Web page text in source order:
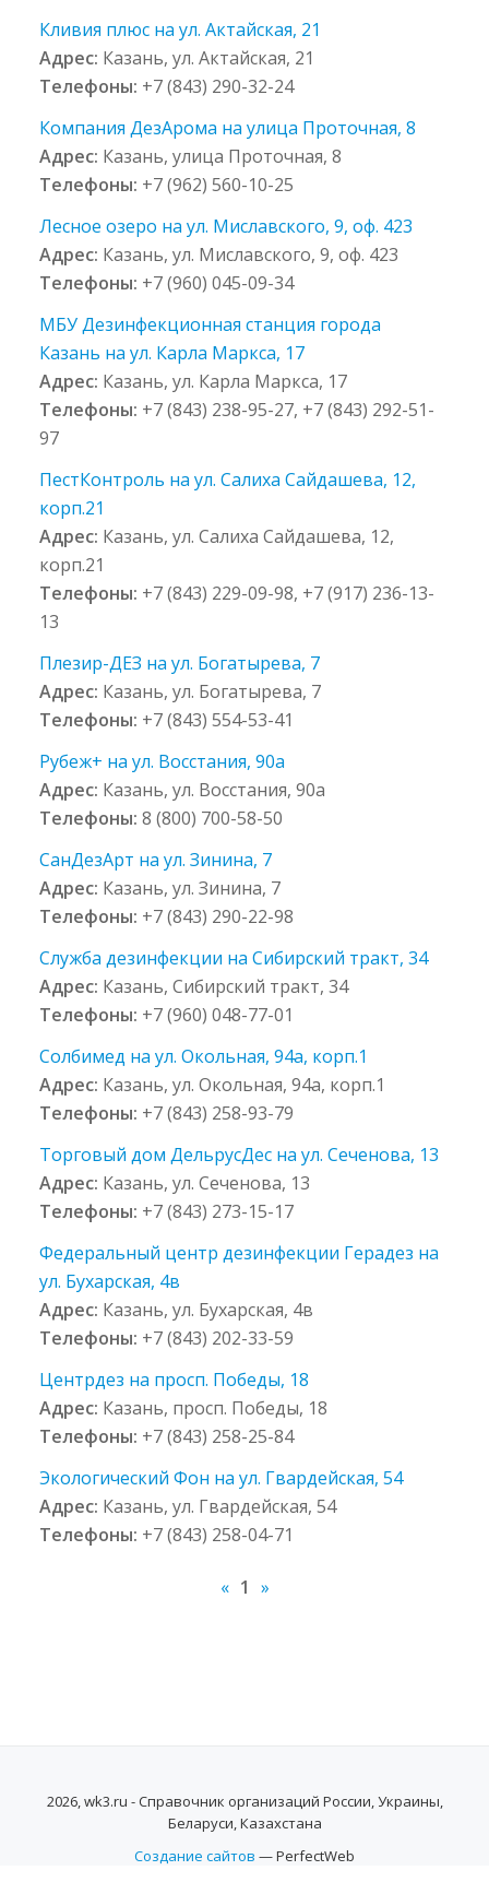
Кливия плюс на ул. Актайская, 21
Адрес: Казань, ул. Актайская, 21
Телефоны: +7 (843) 290-32-24
Компания ДезАрома на улица Проточная, 8
Адрес: Казань, улица Проточная, 8
Телефоны: +7 (962) 560-10-25
Лесное озеро на ул. Миславского, 9, оф. 423
Адрес: Казань, ул. Миславского, 9, оф. 423
Телефоны: +7 (960) 045-09-34
МБУ Дезинфекционная станция города
Казань на ул. Карла Маркса, 17
Адрес: Казань, ул. Карла Маркса, 17
Телефоны: +7 (843) 238-95-27, +7 (843) 292-51-
97
ПестКонтроль на ул. Салиха Сайдашева, 12,
корп.21
Адрес: Казань, ул. Салиха Сайдашева, 12,
корп.21
Телефоны: +7 (843) 229-09-98, +7 (917) 236-13-
13
Плезир-ДЕЗ на ул. Богатырева, 7
Адрес: Казань, ул. Богатырева, 7
Телефоны: +7 (843) 554-53-41
Рубеж+ на ул. Восстания, 90а
Адрес: Казань, ул. Восстания, 90а
Телефоны:8 (800) 700-58-50
СанДезАрт на ул. Зинина, 7
Адрес: Казань, ул. Зинина, 7
Телефоны: +7 (843) 290-22-98
Служба дезинфекции на Сибирский тракт, 34
Адрес: Казань, Сибирский тракт, 34
Телефоны: +7 (960) 048-77-01
Солбимед на ул. Окольная, 94а, корп.1
Адрес: Казань, ул. Окольная, 94а, корп.1
Телефоны: +7 (843) 258-93-79
Торговый дом ДельрусДес на ул. Сеченова, 13
Адрес: Казань, ул. Сеченова, 13
Телефоны: +7 (843) 273-15-17
Федеральный центр дезинфекции Герадез на
ул. Бухарская, 4в
Адрес: Казань, ул. Бухарская, 4в
Телефоны: +7 (843) 202-33-59
Центрдез на просп. Победы, 18
Адрес: Казань, просп. Победы, 18
Телефоны: +7 (843) 258-25-84
Экологический Фон на ул. Гвардейская, 54
Адрес: Казань, ул. Гвардейская, 54
Телефоны: +7 (843) 258-04-71
« 1 »
2026, wk3.ru - Справочник организаций России, Украины,
Беларуси, Казахстана
Создание сайтов — PerfectWeb